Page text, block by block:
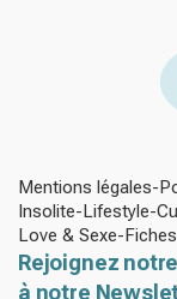
Mentions légales
Insolite Lifestyle
Love & Sexe
Rejoignez
à notre